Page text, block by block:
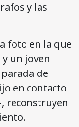
y las
foto en la que
un joven
de
en contacto
reconstruyen